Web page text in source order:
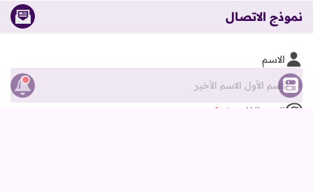
نموذج الاتصال
الاسم
البريد الإلكتروني *